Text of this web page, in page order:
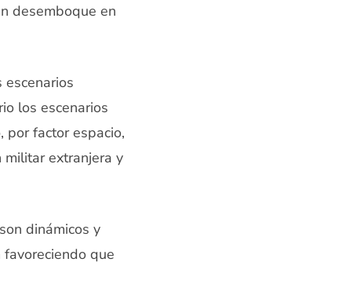
desemboque en
los escenarios
por factor espacio,
militar extranjera y
dinámicos y
que